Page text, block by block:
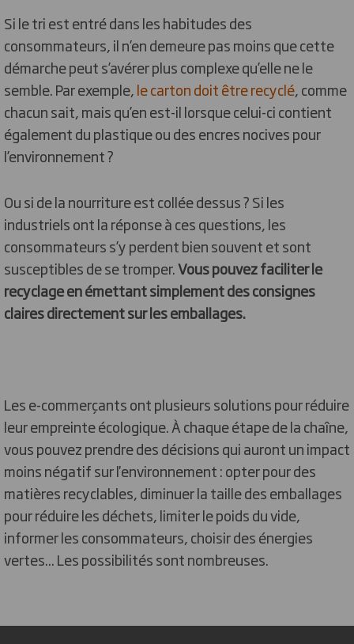
Si le tri est entré dans les habitudes des
consommateurs, il n’en demeure pas moins que cette
démarche peut s’avérer plus complexe qu’elle ne le
semble. Par exemple,le carton doit être recyclé, comme
chacun sait, mais qu’en est-il lorsque celui-ci contient
également du plastique ou des encres nocives pour
l’environnement ?
Ou si de la nourriture est collée dessus ? Si les
industriels ont la réponse à ces questions, les
consommateurs s’y perdent bien souvent et sont
susceptibles de se tromper.Vous pouvez faciliter le
recyclage en émettant simplement des consignes
claires directement sur les emballages.
Les e-commerçants ont plusieurs solutions pour réduire
leur empreinte écologique. À chaque étape de la chaîne,
vous pouvez prendre des décisions qui auront un impact
moins négatif sur l'environnement : opter pour des
matières recyclables, diminuer la taille des emballages
pour réduire les déchets, limiter le poids du vide,
informer les consommateurs, choisir des énergies
vertes... Les possibilités sont nombreuses.